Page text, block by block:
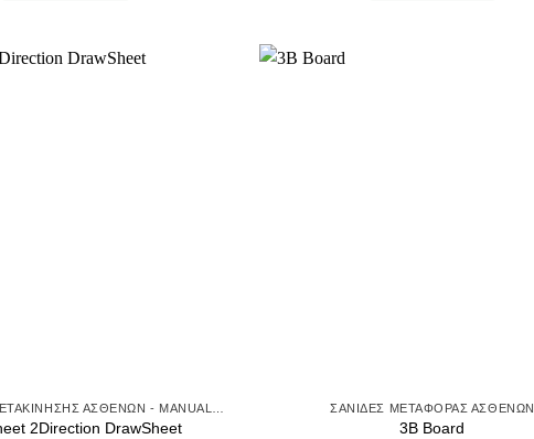
2Direction DrawSheet
ΣΑΝΊΔΕΣ ΜΕΤΑΦΟΡΆΣ ΑΣΘΕΝΏΝ
3B Board